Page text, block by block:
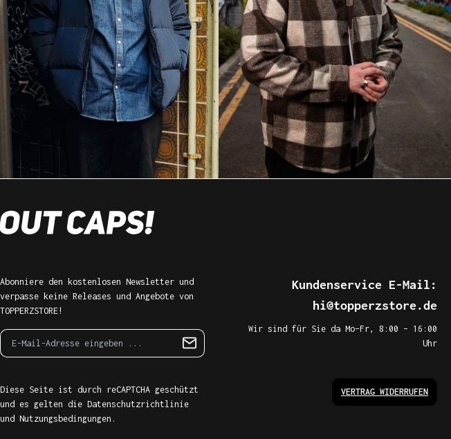
Abonniere den kostenlosen Newsletter und
verpasse keine Releases und Angebote von
TOPPERZSTORE!
Diese Seite ist durch reCAPTCHA geschützt
und es gelten die Datenschutzrichtlinie
und Nutzungsbedingungen .
Kundenservice E-Mail:
hi@topperzstore.de
Wir sind für Sie da Mo–Fr, 8:00 – 16:00
Uhr
VERTRAG WIDERRUFEN